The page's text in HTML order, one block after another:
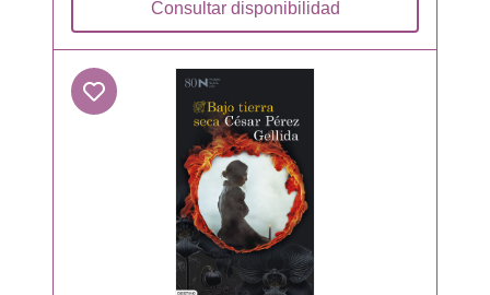
Consultar disponibilidad